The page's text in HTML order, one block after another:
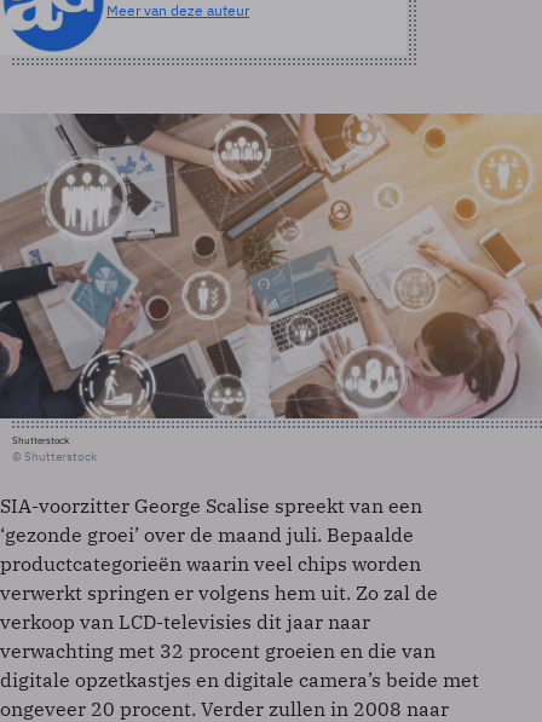
Meer van deze auteur
Shutterstock
© Shutterstock
SIA-voorzitter George Scalise spreekt van een
‘gezonde groei’ over de maand juli. Bepaalde
productcategorieën waarin veel chips worden
verwerkt springen er volgens hem uit. Zo zal de
verkoop van LCD-televisies dit jaar naar
verwachting met 32 procent groeien en die van
digitale opzetkastjes en digitale camera’s beide met
ongeveer 20 procent. Verder zullen in 2008 naar